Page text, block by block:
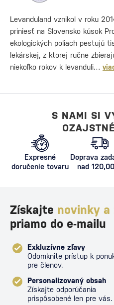
Levanduland vznikol v roku
priniesť na Slovensko kúsok
ekologických poliach pestujú
lekárskej, z ktorej ručne
niekoľko rokov k levanduli…
S NAMI SI
Expresné
doručenie tovaru
Doprava
nad
Získajte novinky a
priamo do e-mailu
Exkluzívne zľavy
Odomknite prístup k
pre členov.
Personalizovaný obsah
Získajte odporúčania
prispôsobené len pre vás.